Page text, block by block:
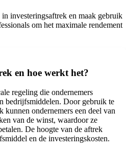
investeringsaftrek en maak gebruik
om het maximale rendement
en hoe werkt het?
regeling die ondernemers
bedrijfsmiddelen. Door gebruik te
kunnen ondernemers een deel van
van de winst, waardoor ze
De hoogte van de aftrek
en de investeringskosten.